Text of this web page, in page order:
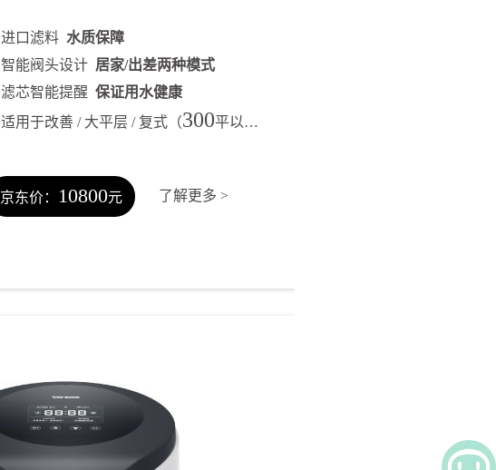
进口滤料 水质保障
智能阀头设计 居家/出差两种模式
滤芯智能提醒 保证用水健康
适用于改善 / 大平层 / 复式（300平以内）
京东价： 10800元 了解更多 >